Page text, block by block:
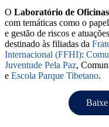
O Laboratório de Oficinas
com temáticas como o
e gestão de riscos e
destinado às filiadas da
Internacional (FFHI):
Juventude Pela Paz,
e Escola Parque Tibetano.